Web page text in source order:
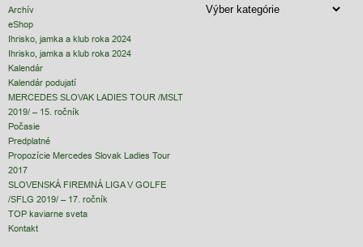
Archív
eShop
Ihrisko, jamka a klub roka 2024
Ihrisko, jamka a klub roka 2024
Kalendár
Kalendár podujatí
MERCEDES SLOVAK LADIES TOUR /MSLT
2019/ – 15. ročník
Počasie
Predplatné
Propozície Mercedes Slovak Ladies Tour
2017
SLOVENSKÁ FIREMNÁ LIGA V GOLFE
/SFLG 2019/ – 17. ročník
TOP kaviarne sveta
Kontakt
ČLÁNKY